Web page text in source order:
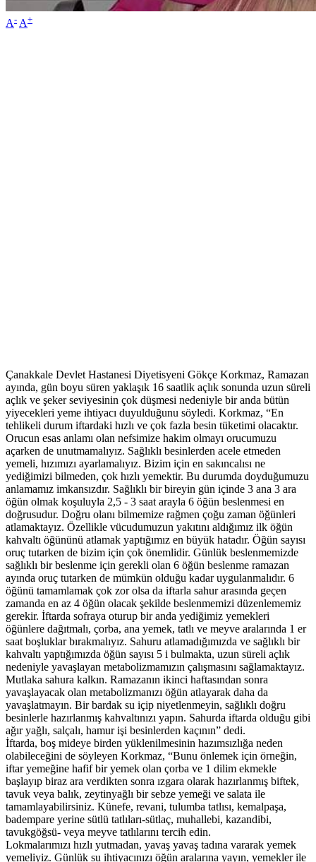
A- A+
Çanakkale Devlet Hastanesi Diyetisyeni Gökçe Korkmaz, Ramazan
ayında, gün boyu süren yaklaşık 16 saatlik açlık sonunda uzun süreli
açlık ve şeker seviyesinin çok düşmesi nedeniyle bir anda bütün
yiyecekleri yeme ihtiyacı duyulduğunu söyledi. Korkmaz, “En
tehlikeli durum iftardaki hızlı ve çok fazla besin tüketimi olacaktır.
Orucun esas anlamı olan nefsimize hakim olmayı orucumuzu
açarken de unutmamalıyız. Sağlıklı besinlerden acele etmeden
yemeli, hızımızı ayarlamalıyız. Bizim için en sakıncalısı ne
yediğimizi bilmeden, çok hızlı yemektir. Bu durumda doyduğumuzu
anlamamız imkansızdır. Sağlıklı bir bireyin gün içinde 3 ana 3 ara
öğün olmak koşuluyla 2,5 - 3 saat arayla 6 öğün beslenmesi en
doğrusudur. Doğru olanı bilmemize rağmen çoğu zaman öğünleri
atlamaktayız. Özellikle vücudumuzun yakıtını aldığımız ilk öğün
kahvaltı öğününü atlamak yaptığımız en büyük hatadır. Öğün sayısı
oruç tutarken de bizim için çok önemlidir. Günlük beslenmemizde
sağlıklı bir beslenme için gerekli olan 6 öğün beslenme ramazan
ayında oruç tutarken de mümkün olduğu kadar uygulanmalıdır. 6
öğünü tamamlamak çok zor olsa da iftarla sahur arasında geçen
zamanda en az 4 öğün olacak şekilde beslenmemizi düzenlememiz
gerekir. İftarda sofraya oturup bir anda yediğimiz yemekleri
öğünlere dağıtmalı, çorba, ana yemek, tatlı ve meyve aralarında 1 er
saat boşluklar bırakmalıyız. Sahuru atlamadığımızda ve sağlıklı bir
kahvaltı yaptığımızda öğün sayısı 5 i bulmakta, uzun süreli açlık
nedeniyle yavaşlayan metabolizmamızın çalışmasını sağlamaktayız.
Mutlaka sahura kalkın. Ramazanın ikinci haftasından sonra
yavaşlayacak olan metabolizmanızı öğün atlayarak daha da
yavaşlatmayın. Bir bardak su içip niyetlenmeyin, sağlıklı doğru
besinlerle hazırlanmış kahvaltınızı yapın. Sahurda iftarda olduğu gibi
ağır yağlı, salçalı, hamur işi besinlerden kaçının” dedi.
İftarda, boş mideye birden yüklenilmesinin hazımsızlığa neden
olabileceğini de söyleyen Korkmaz, “Bunu önlemek için örneğin,
iftar yemeğine hafif bir yemek olan çorba ve 1 dilim ekmekle
başlayıp biraz ara verdikten sonra ızgara olarak hazırlanmış biftek,
tavuk veya balık, zeytinyağlı bir sebze yemeği ve salata ile
tamamlayabilirsiniz. Künefe, revani, tulumba tatlısı, kemalpaşa,
badempare yerine sütlü tatlıları-sütlaç, muhallebi, kazandibi,
tavukgöğsü- veya meyve tatlılarını tercih edin.
Lokmalarımızı hızlı yutmadan, yavaş yavaş tadına vararak yemek
yemeliyiz. Günlük su ihtiyacınızı öğün aralarına yayın, yemekler ile